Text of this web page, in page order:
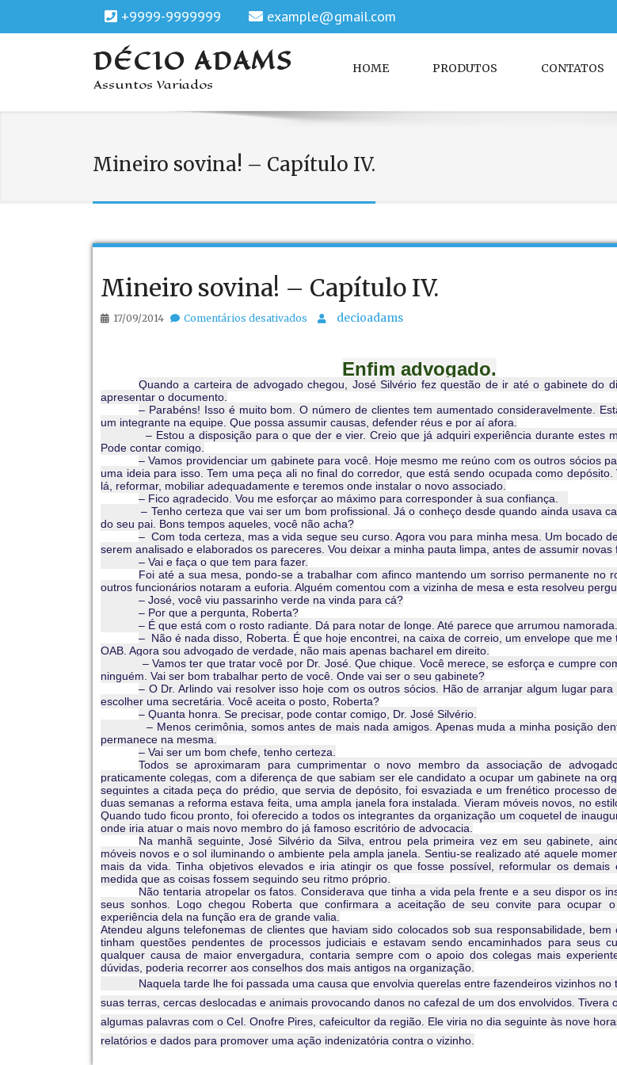
+9999-9999999 example@gmail.com
DÉCIO ADAMS
Assuntos Variados
HOME PRODUTOS CONTATOS
Mineiro sovina! – Capítulo IV.
Mineiro sovina! – Capítulo IV.
17/09/2014 Comentários desativados em
Capítulo
IV.
decioadams
Enfim advogado.
Quando a carteira de advogado chegou, José Silvério fez questão de ir até o gabinete do
apresentar o documento.
– Parabéns! Isso é muito bom. O número de clientes tem aumentado consideravelmente.
um integrante na equipe. Que possa assumir causas, defender réus e por aí afora.
– Estou a disposição para o que der e vier. Creio que já adquiri experiência durante estes
Pode contar comigo.
– Vamos providenciar um gabinete para você. Hoje mesmo me reúno com os outros sócios
uma ideia para isso. Tem uma peça ali no final do corredor, que está sendo ocupada como
lá, reformar, mobiliar adequadamente e teremos onde instalar o novo associado.
– Fico agradecido. Vou me esforçar ao máximo para corresponder à sua confiança.
– Tenho certeza que vai ser um bom profissional. Já o conheço desde quando ainda usava
do seu pai. Bons tempos aqueles, você não acha?
– Com toda certeza, mas a vida segue seu curso. Agora vou para minha mesa. Um bocado
serem analisado e elaborados os pareceres. Vou deixar a minha pauta limpa, antes de assumir novas
– Vai e faça o que tem para fazer.
Foi até a sua mesa, pondo-se a trabalhar com afinco mantendo um sorriso permanente no
outros funcionários notaram a euforia. Alguém comentou com a vizinha de mesa e esta resolveu
– José, você viu passarinho verde na vinda para cá?
– Por que a pergunta, Roberta?
– É que está com o rosto radiante. Dá para notar de longe. Até parece que arrumou namorada.
– Não é nada disso, Roberta. É que hoje encontrei, na caixa de correio, um envelope que me
OAB. Agora sou advogado de verdade, não mais apenas bacharel em direito.
– Vamos ter que tratar você por Dr. José. Que chique. Você merece, se esforça e cumpre
ninguém. Vai ser bom trabalhar perto de você. Onde vai ser o seu gabinete?
– O Dr. Arlindo vai resolver isso hoje com os outros sócios. Hão de arranjar algum lugar
escolher uma secretária. Você aceita o posto, Roberta?
– Quanta honra. Se precisar, pode contar comigo, Dr. José Silvério.
– Menos cerimônia, somos antes de mais nada amigos. Apenas muda a minha posição
permanece na mesma.
– Vai ser um bom chefe, tenho certeza.
Todos se aproximaram para cumprimentar o novo membro da associação de
praticamente colegas, com a diferença de que sabiam ser ele candidato a ocupar um gabinete na
seguintes a citada peça do prédio, que servia de depósito, foi esvaziada e um frenético processo
duas semanas a reforma estava feita, uma ampla janela fora instalada. Vieram móveis novos, no
Quando tudo ficou pronto, foi oferecido a todos os integrantes da organização um coquetel de
onde iria atuar o mais novo membro do já famoso escritório de advocacia.
Na manhã seguinte, José Silvério da Silva, entrou pela primeira vez em seu gabinete,
móveis novos e o sol iluminando o ambiente pela ampla janela. Sentiu-se realizado até aquele
mais da vida. Tinha objetivos elevados e iria atingir os que fosse possível, reformular os demais
medida que as coisas fossem seguindo seu ritmo próprio.
Não tentaria atropelar os fatos. Considerava que tinha a vida pela frente e a seu dispor os
seus sonhos. Logo chegou Roberta que confirmara a aceitação de seu convite para ocupar
experiência dela na função era de grande valia.
Atendeu alguns telefonemas de clientes que haviam sido colocados sob sua responsabilidade,
tinham questões pendentes de processos judiciais e estavam sendo encaminhados para seus
qualquer causa de maior envergadura, contaria sempre com o apoio dos colegas mais
dúvidas, poderia recorrer aos conselhos dos mais antigos na organização.
Naquela tarde lhe foi passada uma causa que envolvia querelas entre fazendeiros vizinhos no
suas terras, cercas deslocadas e animais provocando danos no cafezal de um dos envolvidos. Tivera
algumas palavras com o Cel. Onofre Pires, cafeicultor da região. Ele viria no dia seguinte às nove
relatórios e dados para promover uma ação indenizatória contra o vizinho.